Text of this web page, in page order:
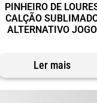
PINHEIRO DE
CALÇÃO
ALTERNATIVO JOGO
Ler mais